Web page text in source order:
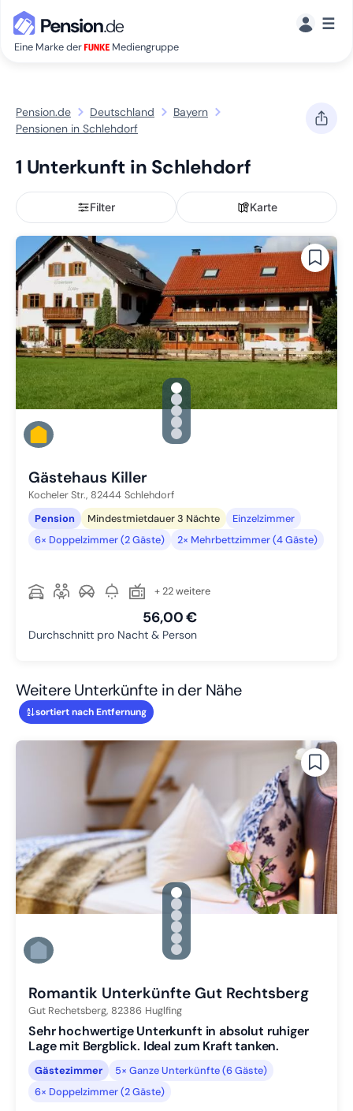
Eine Marke der Mediengruppe
☰
Pension.de Deutschland
Bayern
Pensionen in Schlehdorf
1 Unterkunft in Schlehdorf
Filter Karte
gallery.slide_selector
Zu Slide 1 wechseln
Zu Slide 2 wechseln
Zu Slide 3 wechseln
Zu Slide 4 wechseln
Zu Slide 5 wechseln
Gästehaus Killer
Kocheler Str., 82444 Schlehdorf
Pension
Mindestmietdauer 3 Nächte
Einzelzimmer
6× Doppelzimmer (2 Gäste)
2× Mehrbettzimmer (4 Gäste)
+ 22 weitere
56,00 €
Durchschnitt pro Nacht & Person
Weitere Unterkünfte in der Nähe
sortiert nach Entfernung
gallery.slide_selector
Zu Slide 1 wechseln
Zu Slide 2 wechseln
Zu Slide 3 wechseln
Zu Slide 4 wechseln
Zu Slide 5 wechseln
Zu Slide 6 wechseln
Romantik Unterkünfte Gut Rechtsberg
Gut Rechetsberg, 82386 Huglfing
Sehr hochwertige Unterkunft in absolut ruhiger
Lage mit Bergblick. Ideal zum Kraft tanken.
Gästezimmer
5× Ganze Unterkünfte (6 Gäste)
6× Doppelzimmer (2 Gäste)